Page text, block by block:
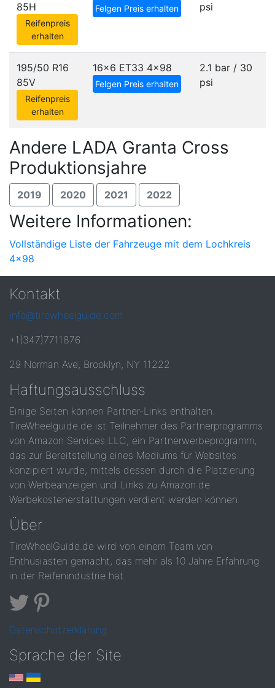
85H
Reifenpreis
erhalten
Felgen Preis erhalten
psi
195/50 R16
85V
Reifenpreis
erhalten
16x6 ET33 4x98
Felgen Preis erhalten
2.1 bar / 30
psi
Andere LADA Granta Cross
Produktionsjahre
2019 2020 2021 2022
Weitere Informationen:
Vollständige Liste der Fahrzeuge mit dem Lochkreis
4x98
Kontakt
info@tirewheelguide.com
+1(347)7711876
29 Norman Ave, Brooklyn, NY 11222
Haftungsausschluss
Einige Seiten können Partner-Links enthalten.
TireWheelguide.de ist Teilnehmer des Partnerprogramms
von Amazon Services LLC, ein Partnerwerbeprogramm,
das zur Bereitstellung eines Mediums für Websites
konzipiert wurde, mittels dessen durch die Platzierung
von Werbeanzeigen und Links zu Amazon.de
Werbekostenerstattungen verdient werden können.
Über
TireWheelGuide.de wird von einem Team von
Enthusiasten gemacht, das mehr als 10 Jahre Erfahrung
in der Reifenindustrie hat
Datenschutzerklärung
Sprache der Site